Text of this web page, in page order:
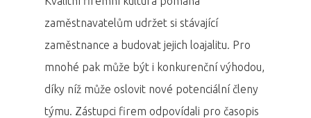
zaměstnavatelům udržet si stávající
zaměstnance a budovat jejich loajalitu. Pro
mnohé pak může být i konkurenční výhodou,
díky níž může oslovit nové potenciální členy
týmu. Zástupci firem odpovídali pro časopis